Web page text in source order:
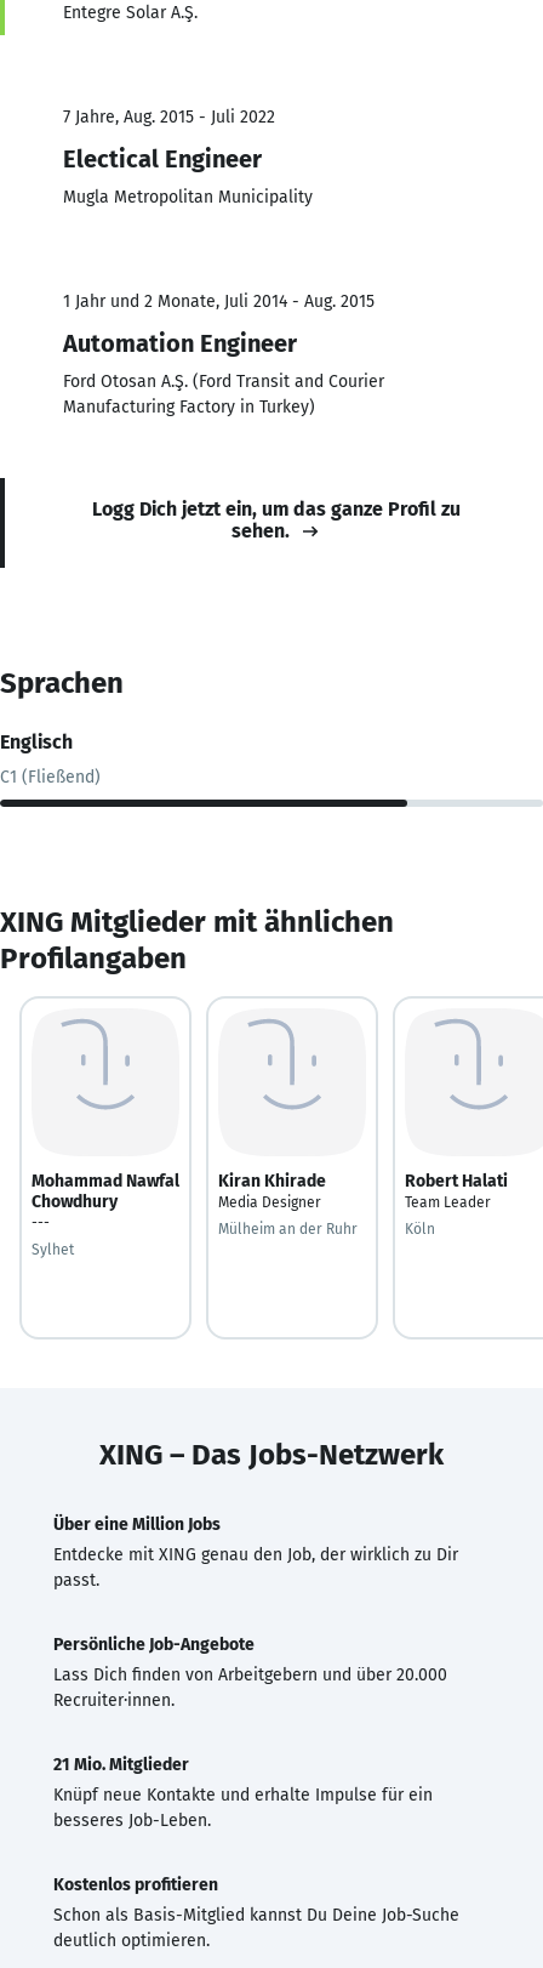
Entegre Solar A.Ş.
7 Jahre, Aug. 2015 - Juli 2022
Electical Engineer
Mugla Metropolitan Municipality
1 Jahr und 2 Monate, Juli 2014 - Aug. 2015
Automation Engineer
Ford Otosan A.Ş. (Ford Transit and Courier
Manufacturing Factory in Turkey)
Logg Dich jetzt ein, um das ganze Profil zu
sehen.
Sprachen
Englisch
C1 (Fließend)
XING Mitglieder mit ähnlichen
Profilangaben
Mohammad Nawfal
Chowdhury
---
Sylhet
Kiran Khirade
Media Designer
Mülheim an der Ruhr
Robert Halati
Team Leader
Köln
XING – Das Jobs-Netzwerk
Über eine Million Jobs
Entdecke mit XING genau den Job, der wirklich zu Dir
passt.
Persönliche Job-Angebote
Lass Dich finden von Arbeitgebern und über 20.000
Recruiter·innen.
21 Mio. Mitglieder
Knüpf neue Kontakte und erhalte Impulse für ein
besseres Job-Leben.
Kostenlos profitieren
Schon als Basis-Mitglied kannst Du Deine Job-Suche
deutlich optimieren.